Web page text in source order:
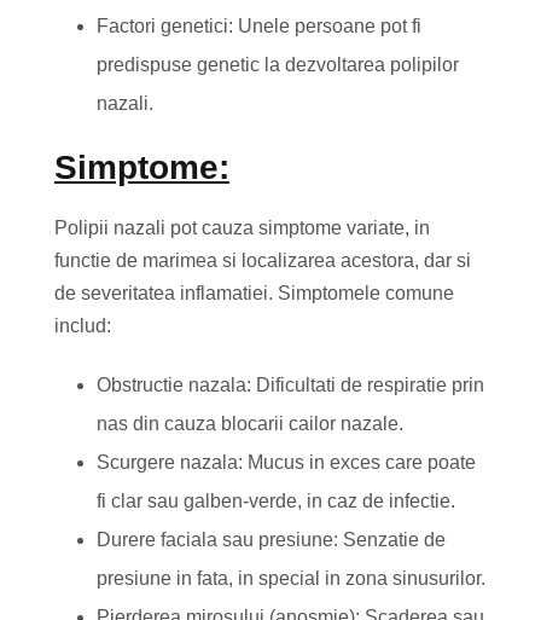
Factori genetici: Unele persoane pot fi
predispuse genetic la dezvoltarea polipilor
nazali.
Simptome:
Polipii nazali pot cauza simptome variate, in
functie de marimea si localizarea acestora, dar si
de severitatea inflamatiei. Simptomele comune
includ:
Obstructie nazala: Dificultati de respiratie prin
nas din cauza blocarii cailor nazale.
Scurgere nazala: Mucus in exces care poate
fi clar sau galben-verde, in caz de infectie.
Durere faciala sau presiune: Senzatie de
presiune in fata, in special in zona sinusurilor.